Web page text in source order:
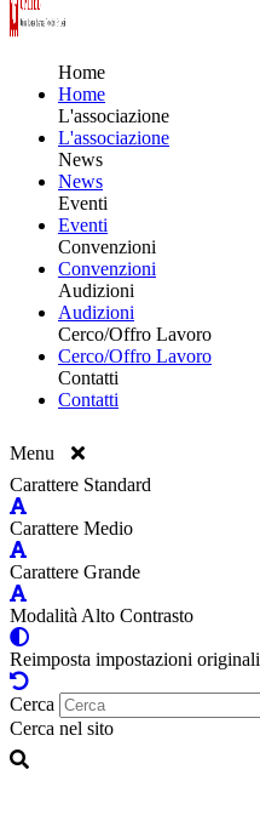
Home
Home
L'associazione
L'associazione
News
News
Eventi
Eventi
Convenzioni
Convenzioni
Audizioni
Audizioni
Cerco/Offro Lavoro
Cerco/Offro Lavoro
Contatti
Contatti
Menu
Carattere Standard
Carattere Medio
Carattere Grande
Modalità Alto Contrasto
Reimposta impostazioni originali
Cerca
Cerca nel sito